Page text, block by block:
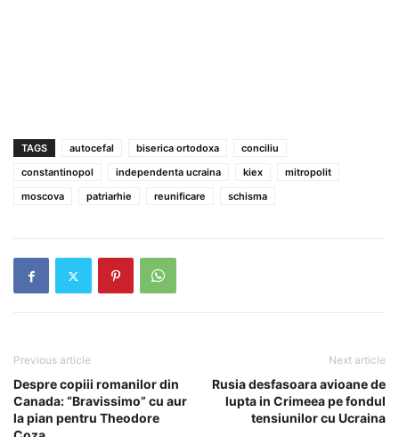
TAGS autocefal biserica ortodoxa
conciliu
constantinopol
independenta ucraina kiex
mitropolit
moscova
patriarhie reunificare schisma
Previous article
Despre copiii romanilor din
Canada: “Bravissimo” cu aur
la pian pentru Theodore
Next article
Rusia desfasoara avioane de
lupta in Crimeea pe fondul
tensiunilor cu Ucraina